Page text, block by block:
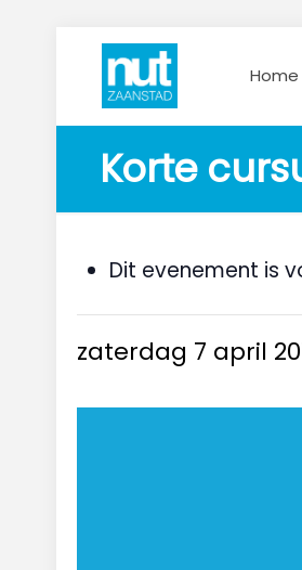
Home
Korte
Dit evenement is
zaterdag 7 april